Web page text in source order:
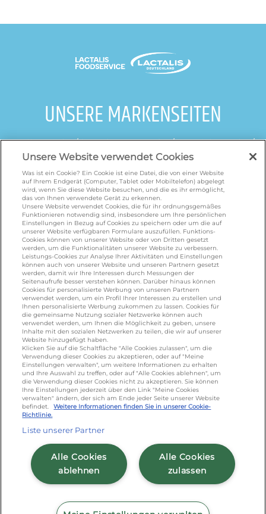
UNSERE MARKENSEITEN
galbani.de/leerdammer.de/president.de/
salakis.de/frankenland.com
omiramilch.de/minusl.de
KONTAKT
foodservice.info@de.lactalis.com
Lactalis Deutschland GmbH - Tel: +49 (0)751
887 366 /lactalis.de
Omira Bodenseemilch GmbH - Tel: +49
(0)751 887 366 /omira.de
Cookie Richtlinie/ Sitemap/Datenschutz
Impressum/AGB
Unsere Website verwendet Cookies
Was ist ein Cookie? Ein Cookie ist eine Datei, die von einer Website
auf Ihrem Endgerät (Computer, Tablet oder Mobiltelefon) abgelegt
wird, wenn Sie diese Website besuchen, und die es ihr ermöglicht,
das von Ihnen verwendete Gerät zu erkennen.
Unsere Website verwendet Cookies, die für ihr ordnungsgemäßes
Funktionieren notwendig sind, insbesondere um Ihre persönlichen
Einstellungen in Bezug auf Cookies zu speichern oder um die auf
unserer Website verfügbaren Formulare auszufüllen. Funktions-
Cookies können von unserer Website oder von Dritten gesetzt
werden, um die Funktionalitäten unserer Website zu verbessern.
Leistungs-Cookies zur Analyse Ihrer Aktivitäten und Einstellungen
können auch von unserer Website und unseren Partnern gesetzt
werden, damit wir Ihre Interessen durch Messungen der
Seitenaufrufe besser verstehen können. Darüber hinaus können
Cookies für personalisierte Werbung von unseren Partnern
verwendet werden, um ein Profil Ihrer Interessen zu erstellen und
Ihnen personalisierte Werbung zukommen zu lassen. Cookies für
die gemeinsame Nutzung sozialer Netzwerke können auch
verwendet werden, um Ihnen die Möglichkeit zu geben, unsere
Inhalte mit den sozialen Netzwerken zu teilen, die wir auf unserer
Website hinzugefügt haben.
Klicken Sie auf die Schaltfläche "Alle Cookies zulassen", um die
Verwendung dieser Cookies zu akzeptieren, oder auf "Meine
Einstellungen verwalten", um weitere Informationen zu erhalten
und Ihre Auswahl zu treffen, oder auf "Alle Cookies ablehnen", um
die Verwendung dieser Cookies nicht zu akzeptieren. Sie können
Ihre Einstellungen jederzeit über den Link "Meine Cookies
verwalten" ändern, der sich am Ende jeder Seite unserer Website
befindet.
Weitere Informationen finden Sie in unserer Cookie-
Richtlinie.
Liste unserer Partner
Alle Cookies
zulassen
Alle Cookies
ablehnen